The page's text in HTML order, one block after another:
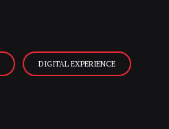
DIGITAL EXPERIENCE